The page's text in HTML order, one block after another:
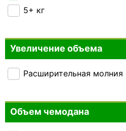
Carlton
Victorinox Travel
Rock
Ground
Hedgren
5+ кг
Увеличение объема
Расширительная молния
Объем чемодана